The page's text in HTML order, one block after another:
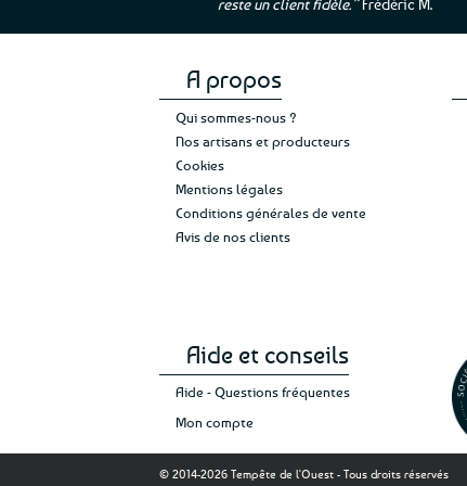
reste un client fidèle.”Frédéric M.
A propos
Qui sommes-nous ?
Nos artisans et producteurs
Cookies
Mentions légales
Conditions générales de vente
Avis de nos clients
Aide et conseils
Aide - Questions fréquentes
Mon compte
© 2014-2026 Tempête de l'Ouest - Tous droits réservés